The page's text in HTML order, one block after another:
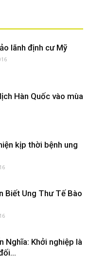
lãnh định cư Mỹ
Hàn Quốc vào mùa
kịp thời bệnh ung
Biết Ung Thư Tế Bào
Nghĩa: Khởi nghiệp là